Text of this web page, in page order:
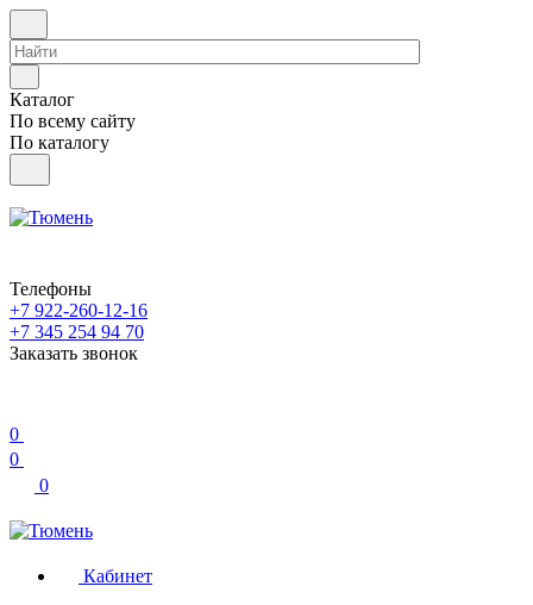
Каталог
По всему сайту
По каталогу
Телефоны
+7 922-260-12-16
+7 345 254 94 70
Заказать звонок
0
0
0
Кабинет